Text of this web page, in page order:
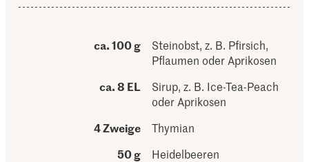
ca. 100 g
Steinobst, z. B. Pfirsich,
Pflaumen oder Aprikosen
ca. 8 EL
Sirup, z. B. Ice-Tea-Peach
oder Aprikosen
4 Zweige
Thymian
50 g
Heidelbeeren